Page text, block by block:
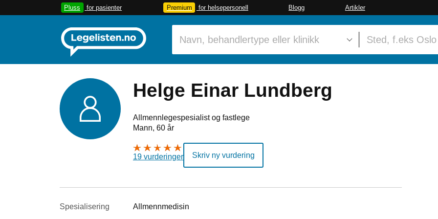
Pluss for pasienter Premium for helsepersonell Blogg Artikler
Helge Einar Lundberg
Allmennlegespesialist og fastlege
Mann, 60 år
19 vurderinger Skriv ny vurdering
Spesialisering Allmennmedisin